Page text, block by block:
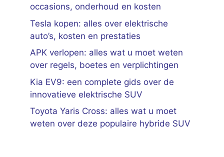
occasions, onderhoud en kosten
Tesla kopen: alles over elektrische
auto’s, kosten en prestaties
APK verlopen: alles wat u moet weten
over regels, boetes en verplichtingen
Kia EV9: een complete gids over de
innovatieve elektrische SUV
Toyota Yaris Cross: alles wat u moet
weten over deze populaire hybride SUV